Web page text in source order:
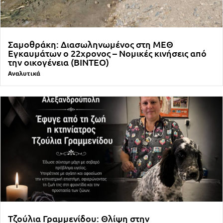
Σαμοθράκη: Διασωληνωμένος στη ΜΕΘ
Εγκαυμάτων ο 22χρονος – Νομικές κινήσεις από
την οικογένεια (ΒΙΝΤΕΟ)
Αναλυτικά
Τζούλια Γραμμενίδου: Θλίψη στην